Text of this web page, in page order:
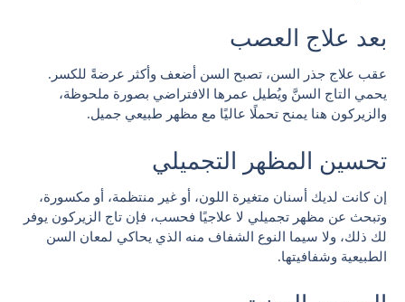
بعد علاج العصب
عقب علاج جذر السن، تصبح السن أضعف وأكثر عرضةً للكسر.
يحمي التاج السنَّ ويُطيل عمرها الافتراضي بصورة ملحوظة،
والزيركون هنا يمنح تحملًا عاليًا مع مظهر طبيعي جميل.
تحسين المظهر التجميلي
إن كانت لديك أسنان متغيرة اللون، أو غير منتظمة، أو مكسورة،
وتبحث عن مظهر تجميلي لا علاجيًا فحسب، فإن تاج الزيركون يوفر
لك ذلك، ولا سيما النوع الشفاف منه الذي يحاكي لمعان السن
الطبيعية وشفافيتها.